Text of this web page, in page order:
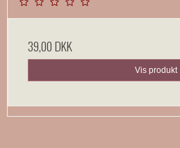
39,00 DKK
Vis produkt